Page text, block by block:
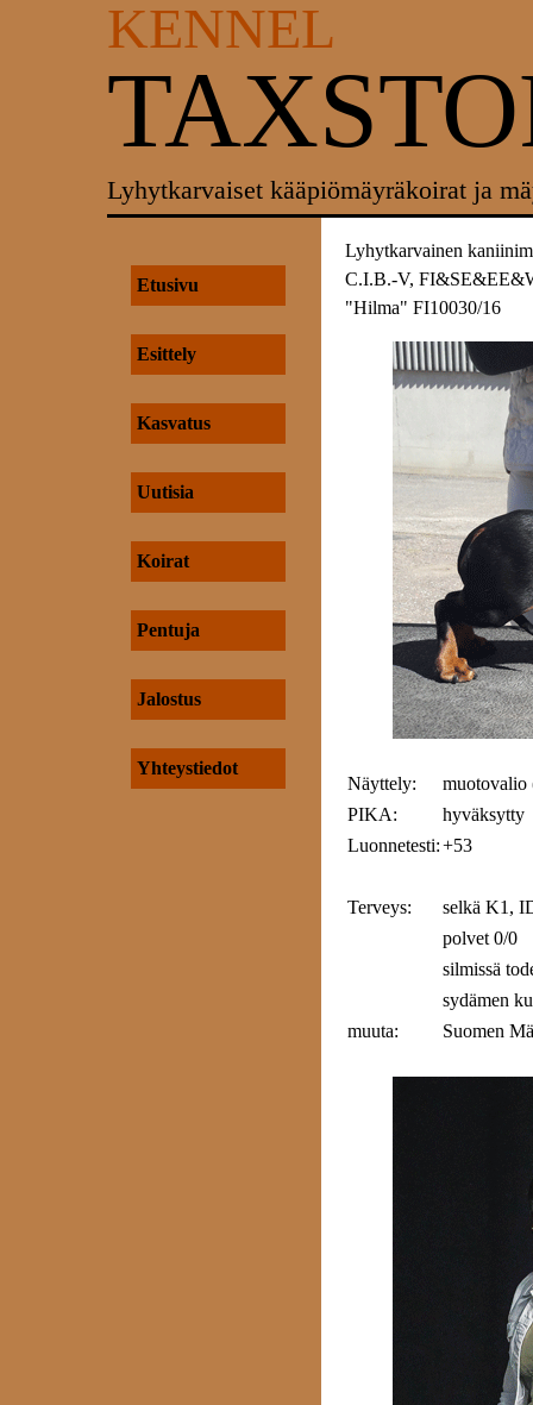
KENNEL
Lyhytkarvaiset kääpiömäyräkoirat ja
Etusivu
Esittely
Kasvatus
Uutisia
Koirat
Pentuja
Jalostus
Yhteystiedot
Lyhytkarvainen
C.I.B.-V,
"Hilma" FI10030/16
Näyttely:
PIKA:
hyväksytty
Luonnetesti:+53
Terveys:
selkä K1,
polvet 0/0
silmissä
sydämen
muuta:
Suomen